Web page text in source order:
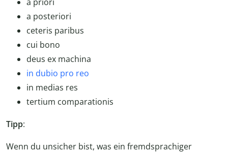
a posteriori
ceteris paribus
cui bono
deus ex machina
in dubio pro reo
in medias res
tertium comparationis
Tipp:
Wenn du unsicher bist, was ein fremdsprachiger